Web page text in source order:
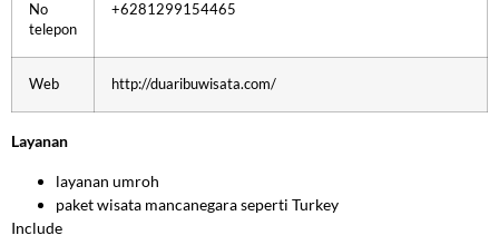
No
telepon
+6281299154465
Web http://duaribuwisata.com/
Layanan
layanan umroh
paket wisata mancanegara seperti Turkey
Include